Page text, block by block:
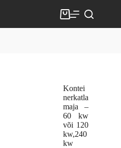
Kontei
nerkatla
maja –
60 kw
või 120
kw,240
kw